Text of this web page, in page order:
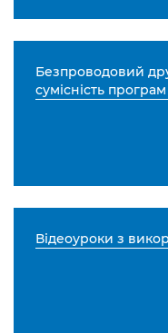
Безпроводовий
сумісність програм
Відеоуроки з